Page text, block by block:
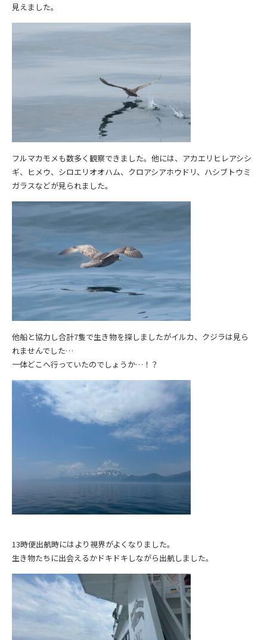
見えました。
フルマカモメも数多く観察できました。他には、アカエリヒレアシシ
ギ、ヒメウ、シロエリオオハム、クロアシアホウドリ、ハシブトウミ
ガラスなどが見られました。
他船と協力し合計7隻で生き物を探しましたがイルカ、クジラは見ら
れませんでした…
一体どこへ行っていたのでしょうか…！？
13時便出航時にはより視界がよくなりました。
生き物たちに出会えるかドキドキしながら出航しました。